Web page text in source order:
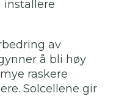
installere
av
å bli høy
raskere
Solcellene gir